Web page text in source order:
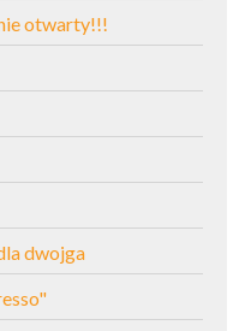
otwarty!!!
dwojga